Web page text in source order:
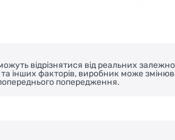
відрізнятися від реальних
та інших факторів, виробник може
попередження.